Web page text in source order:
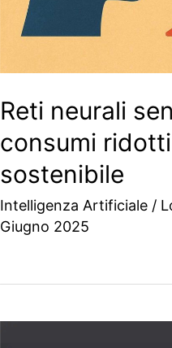
Reti neurali
consumi
sostenibile
Intelligenza Artificiale /
Giugno 2025